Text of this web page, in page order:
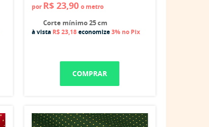
por R$ 23,90 o metro
Corte mínimo 25 cm
à vista R$ 23,18economize3% no Pix
COMPRAR